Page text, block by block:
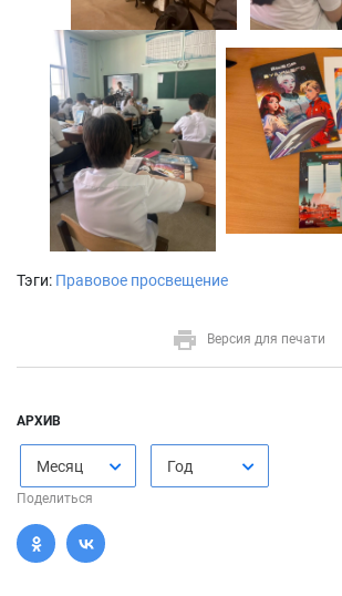
Тэги: Правовое просвещение
Версия для печати
АРХИВ
Месяц Год
Поделиться